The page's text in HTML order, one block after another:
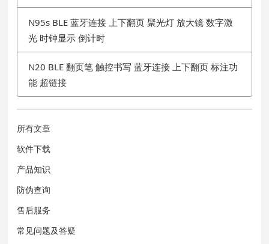
N95s BLE 蓝牙连接 上下翻页 聚光灯 放大镜 数字激
光 时钟显示 倒计时
N20 BLE 翻页笔 触控书写 蓝牙连接 上下翻页 标注功
能 超链接
所有文章
软件下载
产品知识
防伪查询
售后服务
常见问题及答疑